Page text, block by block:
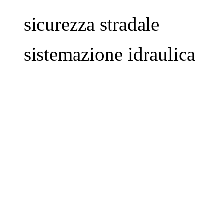
sicurezza stradale
sistemazione idraulica